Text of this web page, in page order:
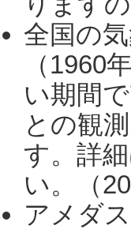
全国の
（1960
い期間
との観
す。詳細
い。（
アメダ